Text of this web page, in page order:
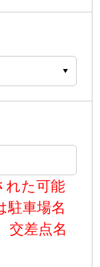
れた可能
駐車場名
交差点名